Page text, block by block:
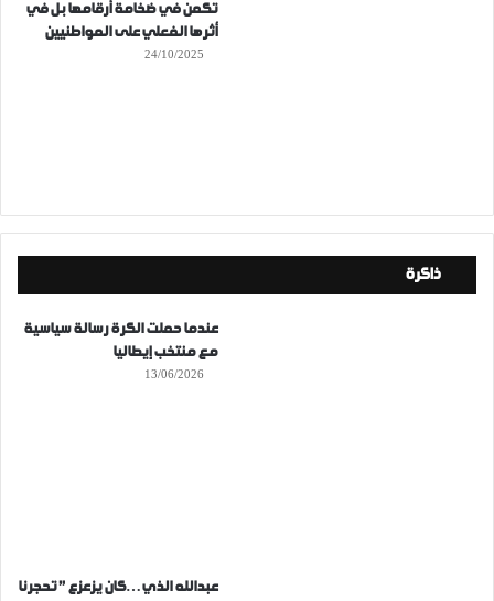
تكمن في ضخامة أرقامها بل في
أثرها الفعلي على المواطنيين
24/10/2025
ذاكرة
عندما حملت الكرة رسالة سياسية
مع منتخب إيطاليا
13/06/2026
عبدالله الذي…كان يزعزع ” تحجرنا